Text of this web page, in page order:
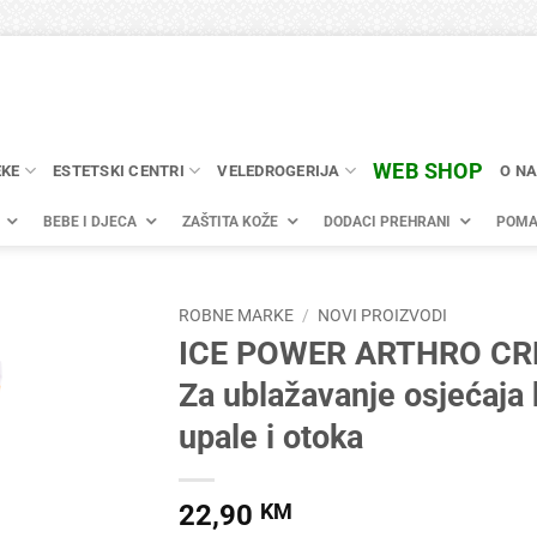
ESTETSKI CENTRI VELEDROGERIJA WEB SHOP O
BEBE I DJECA ZAŠTITA KOŽE DODACI PREHRANI
ROBNE MARKE / NOVI PROIZVODI
ICE POWER ARTHRO
Za ublažavanje osjećaja
upale i otoka
22,90 KM